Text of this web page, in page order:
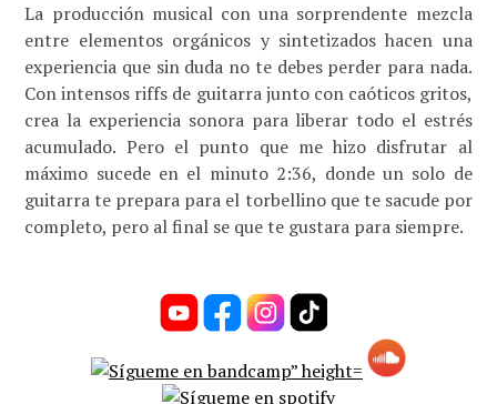
La producción musical con una sorprendente mezcla
entre elementos orgánicos y sintetizados hacen una
experiencia que sin duda no te debes perder para nada.
Con intensos riffs de guitarra junto con caóticos gritos,
crea la experiencia sonora para liberar todo el estrés
acumulado. Pero el punto que me hizo disfrutar al
máximo sucede en el minuto 2:36, donde un solo de
guitarra te prepara para el torbellino que te sacude por
completo, pero al final se que te gustara para siempre.